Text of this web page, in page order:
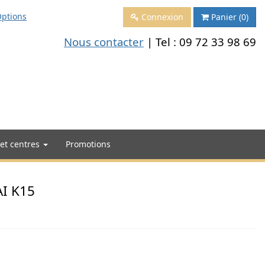
Connexion Panier (0)
Nous contacter | Tel : 09 72 33 98 69
centres Promotions
K15